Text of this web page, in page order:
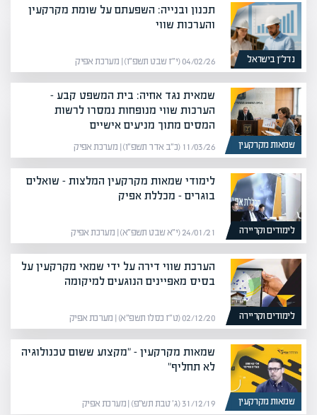
נדל”ן בישראל
תכנון ובנייה: השפעתם על שומת מקרקעין
והערכות שווי
04/02/26 (י״ז שבט תשפ״ו) | מערכת אפיק
שמאות מקרקעין
שמאית נגד אחיה: בית המשפט קבע –
הערכות שווי מנופחות נמסרו לרשות
המסים מתוך מניעים אישיים
11/03/26 (כ״ב אדר תשפ״ו) | מערכת אפיק
לימודים וקריירה
לימודי שמאות מקרקעין המלצות – שואלים
בוגרים – מכללת אפיק
24/01/21 (י״א שבט תשפ״א) | מערכת אפיק
לימודים וקריירה
הערכת שווי דירה על ידי שמאי מקרקעין על
בסיס מאפיינים הנוגעים למיקומה
02/12/20 (ט״ז כסלו תשפ״א) | מערכת אפיק
שמאות מקרקעין
שמאות מקרקעין – "מקצוע ששום טכנולוגיה
לא תחליף"
31/12/19 (ג׳ טבת תש״פ) | מערכת אפיק